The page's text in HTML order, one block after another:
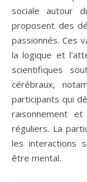
sociale autour
proposent des
passionnés. Ces
la logique et
scientifiques
cérébraux,
participants qui
raisonnement
réguliers. La
les interactions
être mental.